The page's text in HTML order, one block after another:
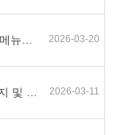
2026-03-20
2026-03-11